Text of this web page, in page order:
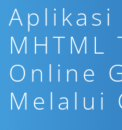
Aplikasi
MHTML
Online
Melalui